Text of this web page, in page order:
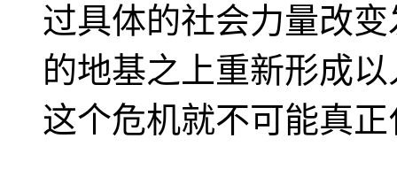
过具体的社会力量改
的地基之上重新形成
这个危机就不可能真